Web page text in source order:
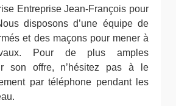
Entreprise Jean-François pour
disposons d’une équipe de
et des maçons pour mener à
Pour de plus amples
son offre, n’hésitez pas à le
par téléphone pendant les